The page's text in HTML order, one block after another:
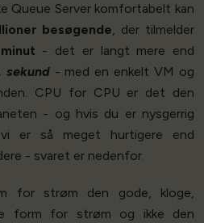
Queue Server komfortabelt kan
besøgende, der tilmelder
- det er langt mere end
sekund- med en enkelt VM og
CPU for CPU er det den
- og hvis du er nysgerrig
er så meget hurtigere end
- svaret er nedenfor.
for strøm den gode, kloge,
form for strøm og ikke den